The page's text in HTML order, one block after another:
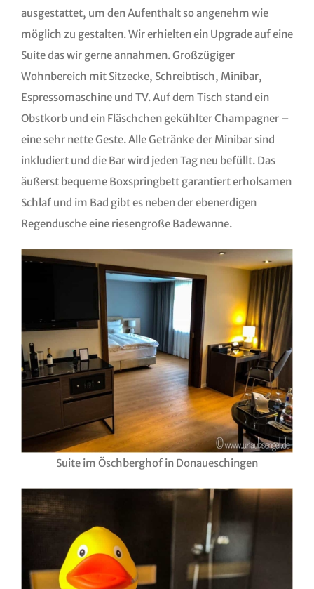
ausgestattet, um den Aufenthalt so angenehm wie
möglich zu gestalten. Wir erhielten ein Upgrade auf eine
Suite das wir gerne annahmen. Großzügiger
Wohnbereich mit Sitzecke, Schreibtisch, Minibar,
Espressomaschine und TV. Auf dem Tisch stand ein
Obstkorb und ein Fläschchen gekühlter Champagner –
eine sehr nette Geste. Alle Getränke der Minibar sind
inkludiert und die Bar wird jeden Tag neu befüllt. Das
äußerst bequeme Boxspringbett garantiert erholsamen
Schlaf und im Bad gibt es neben der ebenerdigen
Regendusche eine riesengroße Badewanne.
Suite im Öschberghof in Donaueschingen